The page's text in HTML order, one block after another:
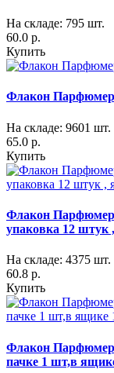
На складе: 795 шт.
60.0 р.
Купить
Флакон
На складе: 9601 шт.
65.0 р.
Купить
Флакон
упаковка 12 штук
На складе: 4375 шт.
60.8 р.
Купить
Флакон
пачке 1 шт,в